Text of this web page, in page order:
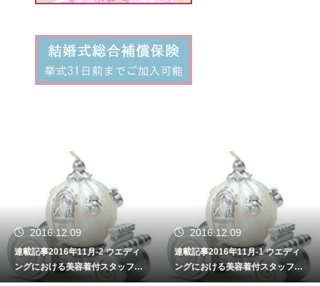
2016.12.09
連載記事2016年11月-2 ウエディ
ングにおける美容着付スタッフの
重要性
2016.12.09
連載記事2016年11月-1 ウエディ
ングにおける美容着付スタッフの
重要性